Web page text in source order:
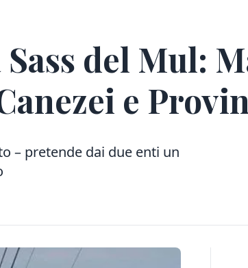
del Mul:
e
– pretende dai due enti un